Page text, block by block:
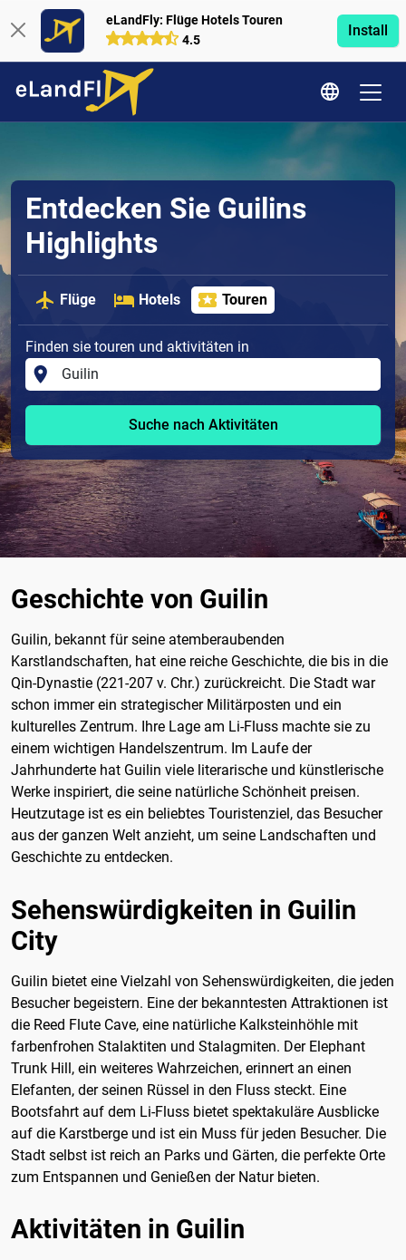
eLandFly: Flüge Hotels Touren
4.5
Install
Entdecken Sie Guilins
Highlights
Flüge Hotels Touren
Finden sie touren und aktivitäten in
Suche nach Aktivitäten
Geschichte von Guilin
Guilin, bekannt für seine atemberaubenden
Karstlandschaften, hat eine reiche Geschichte, die bis in die
Qin-Dynastie (221-207 v. Chr.) zurückreicht. Die Stadt war
schon immer ein strategischer Militärposten und ein
kulturelles Zentrum. Ihre Lage am Li-Fluss machte sie zu
einem wichtigen Handelszentrum. Im Laufe der
Jahrhunderte hat Guilin viele literarische und künstlerische
Werke inspiriert, die seine natürliche Schönheit preisen.
Heutzutage ist es ein beliebtes Touristenziel, das Besucher
aus der ganzen Welt anzieht, um seine Landschaften und
Geschichte zu entdecken.
Sehenswürdigkeiten in Guilin
City
Guilin bietet eine Vielzahl von Sehenswürdigkeiten, die jeden
Besucher begeistern. Eine der bekanntesten Attraktionen ist
die Reed Flute Cave, eine natürliche Kalksteinhöhle mit
farbenfrohen Stalaktiten und Stalagmiten. Der Elephant
Trunk Hill, ein weiteres Wahrzeichen, erinnert an einen
Elefanten, der seinen Rüssel in den Fluss steckt. Eine
Bootsfahrt auf dem Li-Fluss bietet spektakuläre Ausblicke
auf die Karstberge und ist ein Muss für jeden Besucher. Die
Stadt selbst ist reich an Parks und Gärten, die perfekte Orte
zum Entspannen und Genießen der Natur bieten.
Aktivitäten in Guilin